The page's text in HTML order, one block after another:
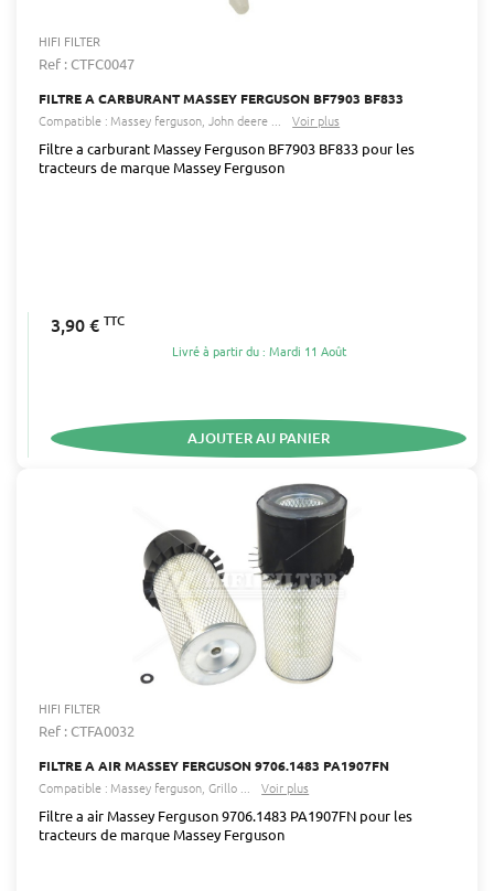
HIFI FILTER
Ref : CTFC0047
FILTRE A CARBURANT MASSEY FERGUSON BF7903 BF833
Compatible : Massey ferguson John deere Voir plus
Filtre a carburant Massey Ferguson BF7903 BF833 pour les
tracteurs de marque Massey Ferguson
3,90 € TTC
Livré à partir du : Mardi 11 Août
AJOUTER AU PANIER
HIFI FILTER
Ref : CTFA0032
FILTRE A AIR MASSEY FERGUSON 9706.1483 PA1907FN
Compatible : Massey ferguson Grillo Voir plus
Filtre a air Massey Ferguson 9706.1483 PA1907FN pour les
tracteurs de marque Massey Ferguson